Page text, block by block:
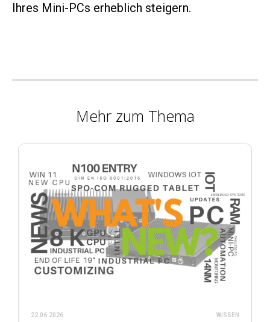
Ihres Mini-PCs erheblich steigern.
Mehr zum Thema
22.06.2026 WISSEN